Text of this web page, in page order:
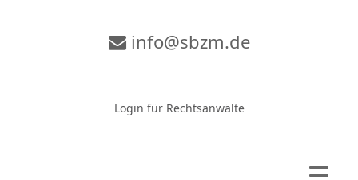
info@sbzm.de
Login für Rechtsanwälte